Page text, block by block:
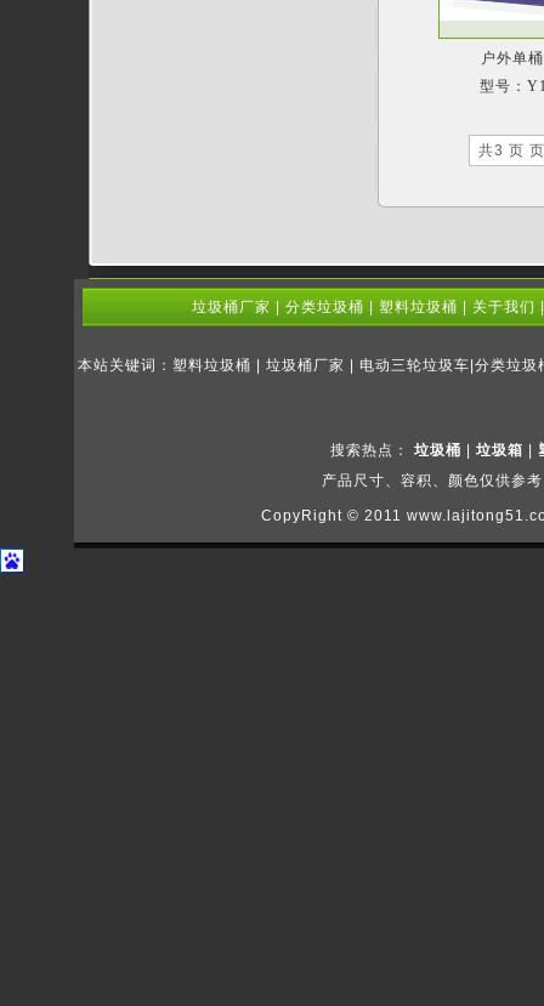
户外单
型号：
共3 页
垃圾桶厂家 分类垃圾桶 塑料垃圾桶 关于我们
本站关键词：塑料垃圾桶 | 垃圾桶厂家 | 电动三轮垃圾车|分类垃
搜索热点：垃圾桶 |垃圾箱 |
产品尺寸、容积、颜色仅供参
CopyRight © 2011